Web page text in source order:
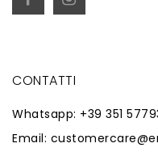
CONTATTI
Whatsapp: +39 351
Email: